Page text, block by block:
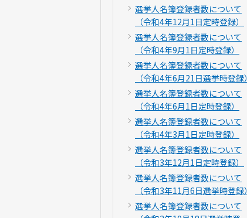
選挙人名簿登録者数について
（令和4年12月1日定時登録）
選挙人名簿登録者数について
（令和4年9月1日定時登録）
選挙人名簿登録者数について
（令和4年6月21日選挙時登録）
選挙人名簿登録者数について
（令和4年6月1日定時登録）
選挙人名簿登録者数について
（令和4年3月1日定時登録）
選挙人名簿登録者数について
（令和3年12月1日定時登録）
選挙人名簿登録者数について
（令和3年11月6日選挙時登録）
選挙人名簿登録者数について